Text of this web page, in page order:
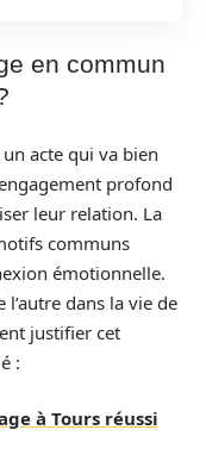
en commun
acte qui va bien
profond
leur relation. La
communs
émotionnelle.
dans la vie de
justifier cet
:
à Tours réussi